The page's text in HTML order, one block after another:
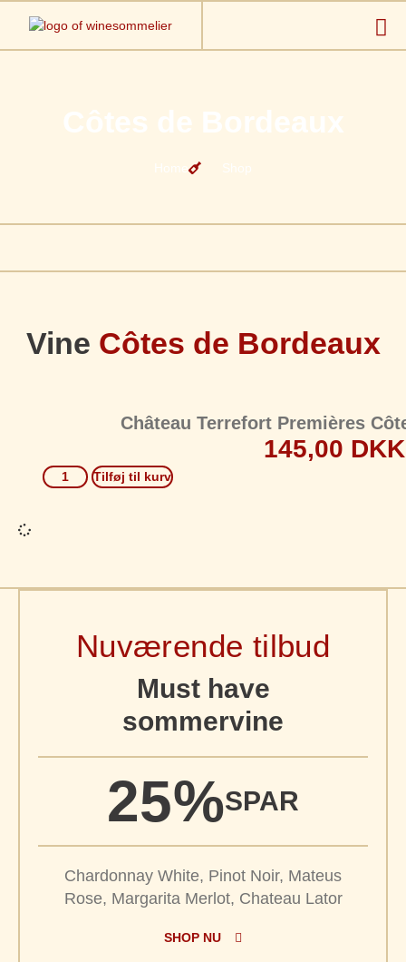
Côtes de Bordeaux
Home Shop
Vine Côtes de Bordeaux
Château Terrefort Premières
145,00 DKK
Tilføj til kurv
Nuværende tilbud
Must have
sommervine
25%SPAR
Chardonnay White, Pinot Noir, Mateus
Rose, Margarita Merlot, Chateau Lator
SHOP NU